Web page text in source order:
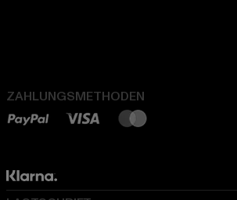
ZAHLUNGSMETHODEN